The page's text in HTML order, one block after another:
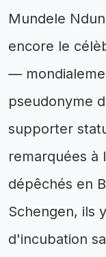
Mundele
encore le
—
pseudonyme
supporter
remarquées à
dépêchés en
Schengen, ils
d'incubation